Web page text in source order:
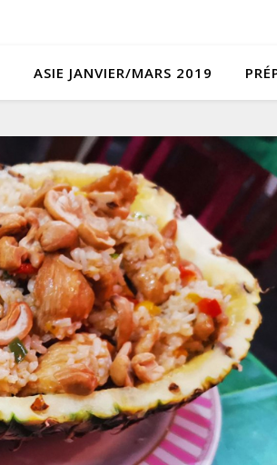
ASIE JANVIER/MARS 2019